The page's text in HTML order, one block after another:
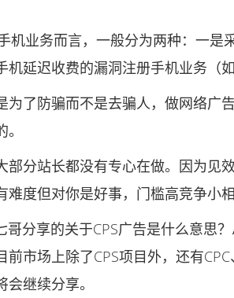
业务而言，一般分为两种：一是
延迟收费的漏洞注册手机业务（
防骗而不是去骗人，做网络广告
分站长都没有专心在做。因为见
难度但对你是好事，门槛高竞争小
享的关于CPS广告是什么意思？
市场上除了CPS项目外，还有CPC
继续分享。